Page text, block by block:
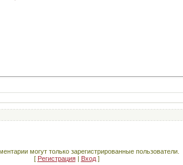
могут только зарегистрированные пользователи.
[ Регистрация| Вход]